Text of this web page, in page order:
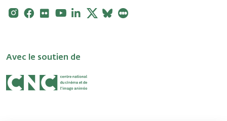
Instagram
Facebook
FlickrYoutubeLinkedin
X Bluesky
Avec le soutien de